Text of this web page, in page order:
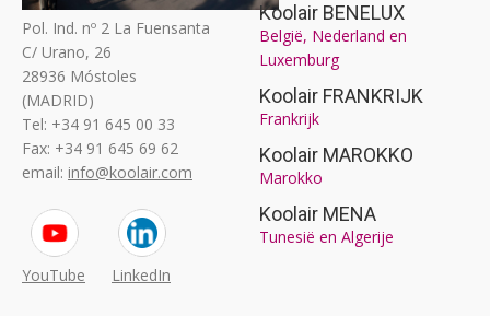
Pol. Ind. nº 2 La Fuensanta
C/ Urano, 26
28936 Móstoles
(MADRID)
Tel: +34 91 645 00 33
Fax: +34 91 645 69 62
email: info@koolair.com
YouTube LinkedIn
Koolair BENELUX
België, Nederland en
Luxemburg
Koolair FRANKRIJK
Frankrijk
Koolair MAROKKO
Marokko
Koolair MENA
Tunesië en Algerije